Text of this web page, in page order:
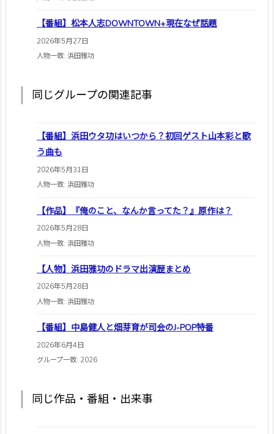
【番組】松本人志DOWNTOWN+現在なぜ話題
2026年5月27日
人物一致: 浜田雅功
同じグループの関連記事
【番組】浜田ウタ功はいつから？初回ゲスト山本彩と歌
う曲も
2026年5月31日
人物一致: 浜田雅功
【作品】『俺のこと、なんか言ってた？』原作は？
2026年5月28日
人物一致: 浜田雅功
【人物】浜田雅功のドラマ出演歴まとめ
2026年5月28日
人物一致: 浜田雅功
【番組】中島健人と畑芽育が司会のJ-POP特番
2026年6月4日
グループ一致: 2026
同じ作品・番組・出来事